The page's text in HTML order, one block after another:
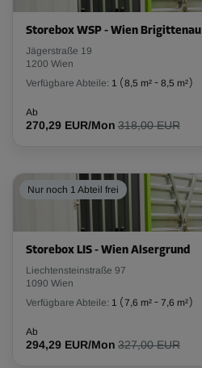
Storebox WSP - Wien Brigittenau
Jägerstraße 19
1200 Wien
Verfügbare Abteile: 1 ( 8,5 m² - 8,5 m²)
Ab
270,29 EUR/Mon 318,00 EUR
Nur noch 1 Abteil frei
Storebox LIS - Wien Alsergrund
Liechtensteinstraße 97
1090 Wien
Verfügbare Abteile: 1 ( 7,6 m² - 7,6 m²)
Ab
294,29 EUR/Mon 327,00 EUR